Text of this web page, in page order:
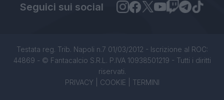
Seguici sui social
Testata reg. Trib. Napoli n.7 01/03/2012 - Iscrizione al ROC:
44869 - © Fantacalcio S.R.L. P.IVA 10938501219 - Tutti i diritti
riservati.
PRIVACY| COOKIE TERMINI